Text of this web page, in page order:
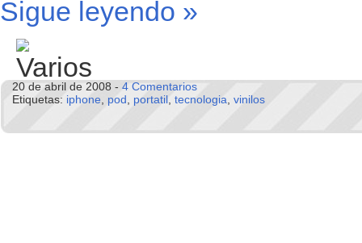
Sigue leyendo »
20 de abril de 2008 - 4 Comentarios
Etiquetas: iphone pod portatil tecnologia vinilos